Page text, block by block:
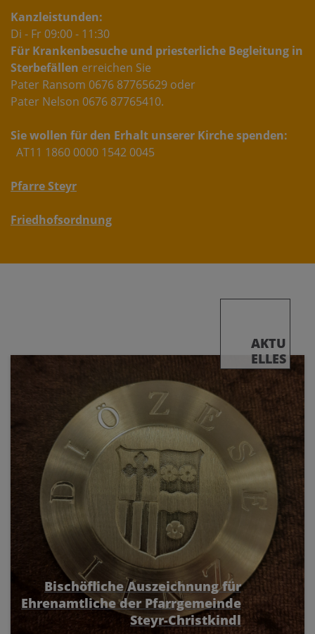
Kanzleistunden:
Di - Fr 09:00 - 11:30
Für Krankenbesuche und priesterliche Begleitung in
Sterbefällen erreichen Sie
Pater Ransom 0676 87765629 oder
Pater Nelson 0676 87765410.
Sie wollen für den Erhalt unserer Kirche spenden:
AT11 1860 0000 1542 0045
Pfarre Steyr
Friedhofsordnung
AKTU
ELLES
Bischöfliche Auszeichnung für
Ehrenamtliche der Pfarrgemeinde
Steyr-Christkindl